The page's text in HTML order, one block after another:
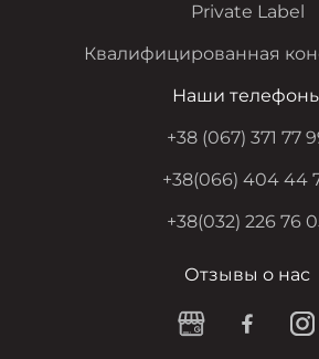
Private Label
Квалифицированная
Наши
+38 (067) 371 77
+38(066) 404 44
+38(032) 226 76
Отзывы о нас